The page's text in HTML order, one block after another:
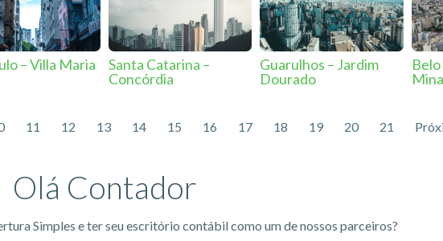
– Villa Maria
Santa Catarina –
Concórdia
Guarulhos – Jardim
Dourado
11 12 13 14 15 16 17 18 19 20 21
Olá Contador
Simples e ter seu escritório contábil como um de nossos parceiros?